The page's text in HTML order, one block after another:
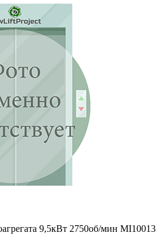
9,5кВт 2750об/мин MI10013